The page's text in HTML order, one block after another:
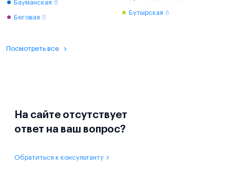
Бауманская 8
Беговая 5
Бутырская 6
Посмотреть все
На сайте отсутствует
ответ на ваш вопрос?
Обратиться к консультанту